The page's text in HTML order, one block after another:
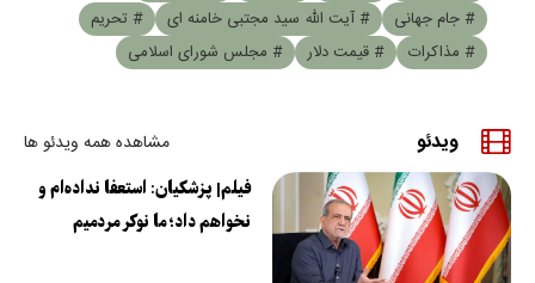
# جام جهانی
# آیت الله سید مجتبی خامنه ای
# تحریم
# مذاکرات
# قیمت دلار # مجلس شورای اسلامی
ویدئو مشاهده همه ویدئو ها
فیلم| پزشکیان: استعفا نداده‌ام و
نخواهم داد؛ ما نوکر مردمیم